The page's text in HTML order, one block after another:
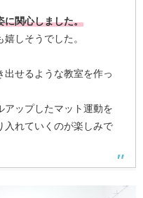
に関心しました。
しそうでした。
出せるような教室を作っ
アップしたマット運動を
入れていくのが楽しみで